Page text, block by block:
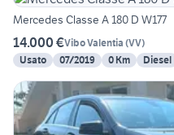
Mercedes Classe A 180 D W177
14.000 €Vibo Valentia (VV)
Usato
07/2019 0 Km Diesel